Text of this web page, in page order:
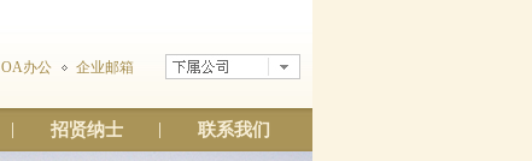
OA办公 企业邮箱
招贤纳士 联系我们